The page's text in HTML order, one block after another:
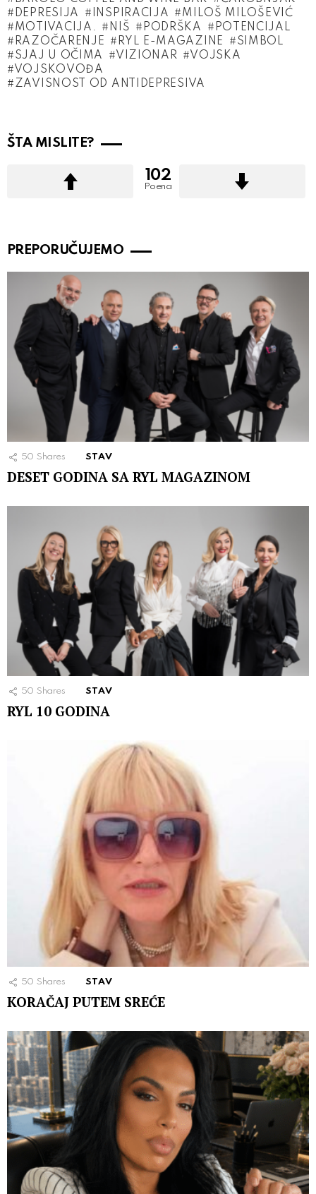
DEPRESIJA
INSPIRACIJA
MILOŠ MILOŠEVIĆ
MOTIVACIJA.
NIŠ PODRŠKA
POTENCIJAL
RAZOČARENJE
RYL E-MAGAZINE
SIMBOL
SJAJ U OČIMA
VIZIONAR
VOJSKA
VOJSKOVOĐA
ZAVISNOST OD ANTIDEPRESIVA
ŠTA MISLITE?
102
Poena
PREPORUČUJEMO
50 Shares STAV
DESET GODINA SA RYL MAGAZINOM
50 Shares STAV
RYL 10 GODINA
50 Shares STAV
KORAČAJ PUTEM SREĆE